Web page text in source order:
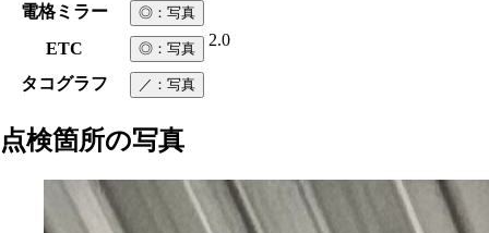
電格ミラー ◎ ：写真
ETC ◎ ：写真 2.0
タコグラフ ／ ：写真
点検箇所の写真